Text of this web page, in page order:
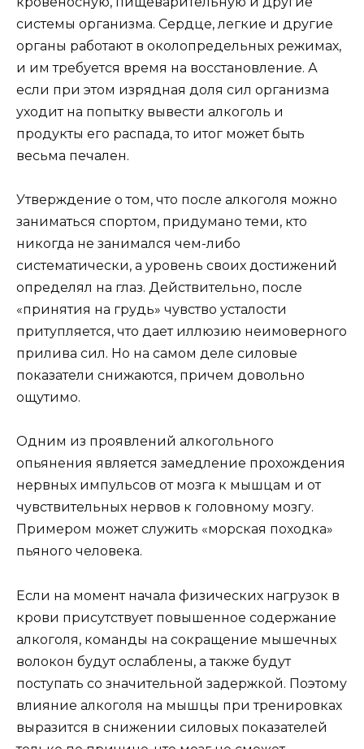
системы организма. Сердце, легкие и другие
органы работают в околопредельных режимах,
и им требуется время на восстановление. А
если при этом изрядная доля сил организма
уходит на попытку вывести алкоголь и
продукты его распада, то итог может быть
весьма печален.
Утверждение о том, что после алкоголя можно
заниматься спортом, придумано теми, кто
никогда не занимался чем-либо
систематически, а уровень своих достижений
определял на глаз. Действительно, после
«принятия на грудь» чувство усталости
притупляется, что дает иллюзию неимоверного
прилива сил. Но на самом деле силовые
показатели снижаются, причем довольно
ощутимо.
Одним из проявлений алкогольного
опьянения является замедление прохождения
нервных импульсов от мозга к мышцам и от
чувствительных нервов к головному мозгу.
Примером может служить «морская походка»
пьяного человека.
Если на момент начала физических нагрузок в
крови присутствует повышенное содержание
алкоголя, команды на сокращение мышечных
волокон будут ослаблены, а также будут
поступать со значительной задержкой. Поэтому
влияние алкоголя на мышцы при тренировках
выразится в снижении силовых показателей